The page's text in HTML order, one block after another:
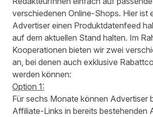
verschiedenen Online-Shops. Hier ist
Advertiser einen Produktdatenfeed
auf dem aktuellen Stand halten. Im
Kooperationen bieten wir zwei
an, bei denen auch exklusive
werden können:
Option 1:
Für sechs Monate können Advertiser
Affiliate-Links in bereits bestehenden